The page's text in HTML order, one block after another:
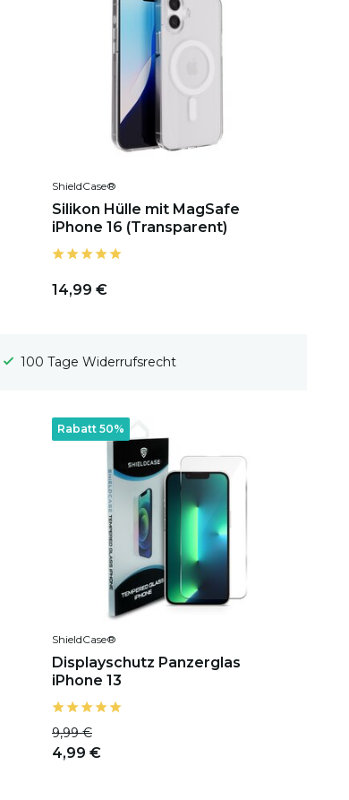
ShieldCase®
Silikon Hülle mit MagSafe
iPhone 16 (Transparent)
14,99 €
Gratis Versand
Rabatt 50%
ShieldCase®
Displayschutz Panzerglas
iPhone 13
9,99 €
4,99 €